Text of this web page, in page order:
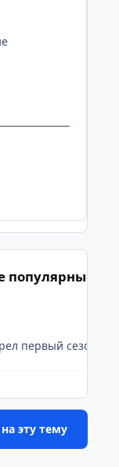
популярные
первый сезон на
эту тему